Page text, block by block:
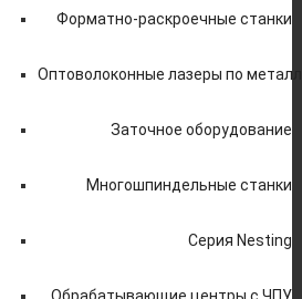
Форматно-раскроечные станки
Оптоволоконные лазеры по металлу
Заточное оборудование
Многошпиндельные станки
Серия Nesting